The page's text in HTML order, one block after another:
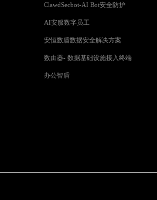
ClawdSecbot-AI Bot安全防护
AI安服数字员工
安恒数盾数据安全解决方案
数由器- 数据基础设施接入终端
办公智盾